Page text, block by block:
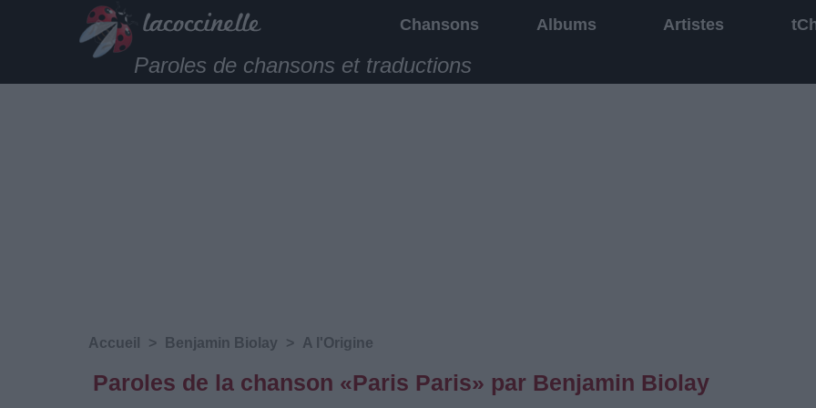
Chansons Albums Artistes
Paroles de chansons et traductions
Accueil > Benjamin Biolay > A l'Origine
Paroles de la chanson «Paris Paris» par Benjamin Biolay